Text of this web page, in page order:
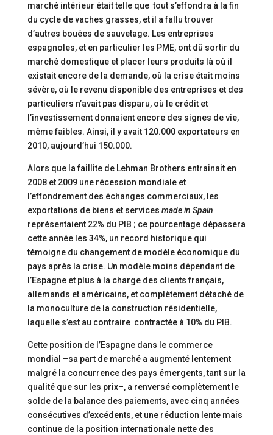
marché intérieur était telle que tout s’effondra à la fin
du cycle de vaches grasses, et il a fallu trouver
d’autres bouées de sauvetage. Les entreprises
espagnoles, et en particulier les PME, ont dû sortir du
marché domestique et placer leurs produits là où il
existait encore de la demande, où la crise était moins
sévère, où le revenu disponible des entreprises et des
particuliers n’avait pas disparu, où le crédit et
l’investissement donnaient encore des signes de vie,
même faibles. Ainsi, il y avait 120.000 exportateurs en
2010, aujourd’hui 150.000.
Alors que la faillite de Lehman Brothers entrainait en
2008 et 2009 une récession mondiale et
l’effondrement des échanges commerciaux, les
exportations de biens et services made in Spain
représentaient 22% du PIB ; ce pourcentage dépassera
cette année les 34%, un record historique qui
témoigne du changement de modèle économique du
pays après la crise. Un modèle moins dépendant de
l’Espagne et plus à la charge des clients français,
allemands et américains, et complètement détaché de
la monoculture de la construction résidentielle,
laquelle s’est au contraire contractée à 10% du PIB.
Cette position de l’Espagne dans le commerce
mondial –sa part de marché a augmenté lentement
malgré la concurrence des pays émergents, tant sur la
qualité que sur les prix–, a renversé complètement le
solde de la balance des paiements, avec cinq années
consécutives d’excédents, et une réduction lente mais
continue de la position internationale nette des